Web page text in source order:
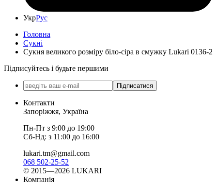
УкрРус
Головна
Сукні
Сукня великого розміру біло-сіра в смужку Lukari 0136-2
Підписуйтесь і будьте першими
Підписатися
Контакти
Запоріжжя, Україна
Пн-Пт з 9:00 до 19:00
Сб-Нд: з 11:00 до 16:00
lukari.tm@gmail.com
068 502-25-52
© 2015—2026 LUKARI
Компанія